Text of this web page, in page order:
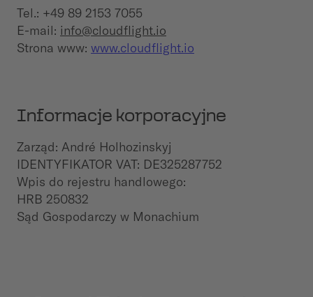
Tel.: +49 89 2153 7055
E-mail: info@cloudflight.io
Strona www: www.cloudflight.io
Informacje korporacyjne
Zarząd: André Holhozinskyj
IDENTYFIKATOR VAT: DE325287752
Wpis do rejestru handlowego:
HRB 250832
Sąd Gospodarczy w Monachium